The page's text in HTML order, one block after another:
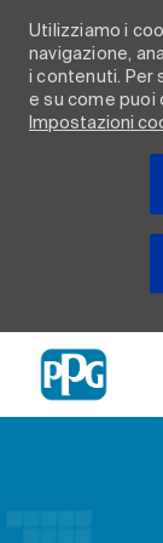
Utilizziamo i
navigazione,
i contenuti. Per
e su come puoi
Impostazioni